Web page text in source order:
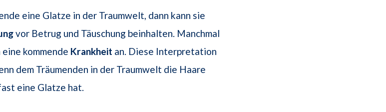
eine Glatze in der Traumwelt, dann kann sie
vor Betrug und Täuschung beinhalten. Manchmal
kommende Krankheit an. Diese Interpretation
dem Träumenden in der Traumwelt die Haare
eine Glatze hat.